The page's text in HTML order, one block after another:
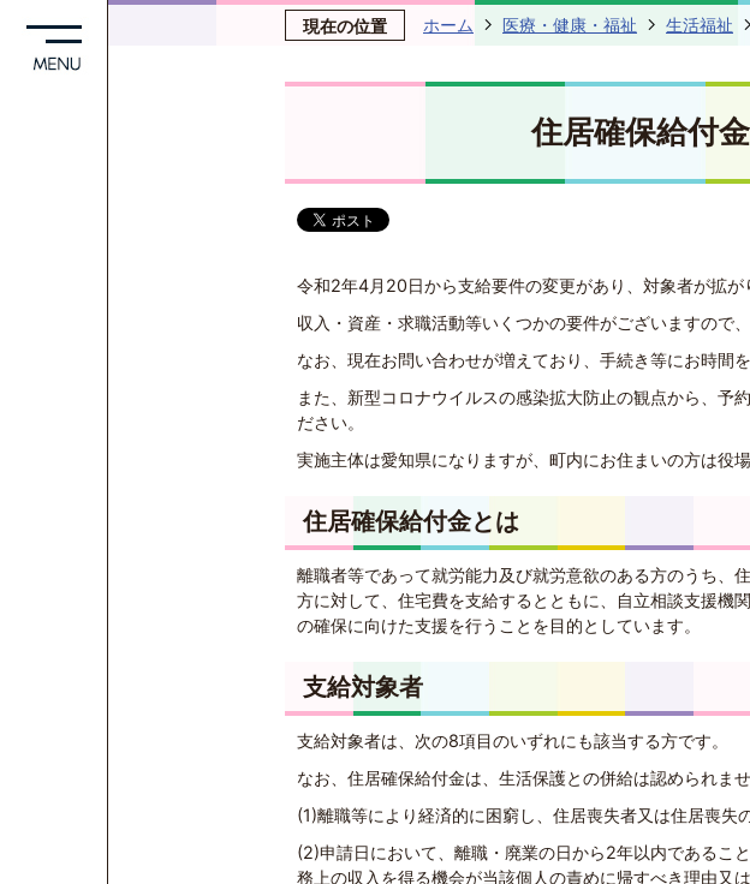
現在の位置 ホーム 医療・健康・福祉 生活福祉
住居確保給付
令和2年4月20日から支給要件の変更があり、対象者が拡が
収入・資産・求職活動等いくつかの要件がございますので
なお、現在お問い合わせが増えており、手続き等にお時間
また、新型コロナウイルスの感染拡大防止の観点から、予
ださい。
実施主体は愛知県になりますが、町内にお住まいの方は役
住居確保給付金とは
離職者等であって就労能力及び就労意欲のある方のうち、
方に対して、住宅費を支給するとともに、自立相談支援機
の確保に向けた支援を行うことを目的としています。
支給対象者
支給対象者は、次の8項目のいずれにも該当する方です。
なお、住居確保給付金は、生活保護との併給は認められませ
(1)離職等により経済的に困窮し、住居喪失者又は住居喪失
(2)申請日において、離職・廃業の日から2年以内であるこ
務上の収入を得る機会が当該個人の責めに帰すべき理由又